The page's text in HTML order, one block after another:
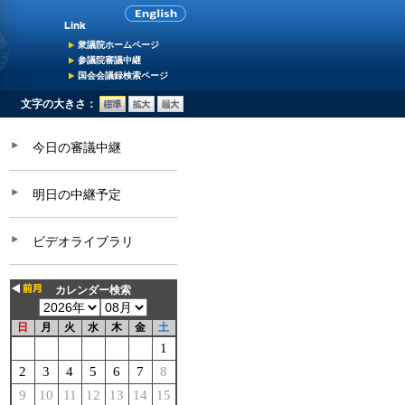
衆議院ホームページ
参議院審議中継
国会会議録検索ページ
文字の大きさ：
今日の審議中継
明日の中継予定
ビデオライブラリ
カレンダー検索
日 月 火 水 木 金 土
1
2
3 4 5 6 7
8
9
10 11 12 13 14
15